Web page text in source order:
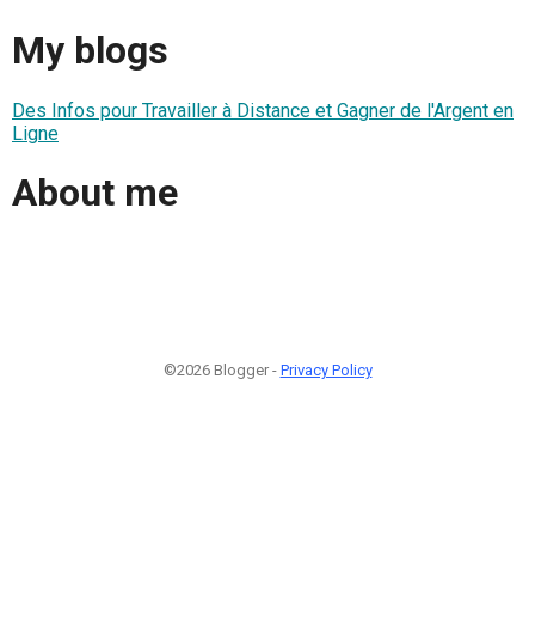
My blogs
Des Infos pour Travailler à Distance et Gagner de l'Argent en
Ligne
About me
©2026 Blogger - Privacy Policy